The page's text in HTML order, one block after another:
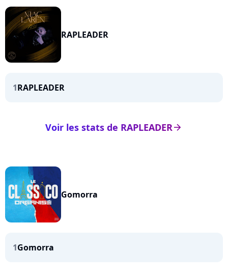
RAPLEADER
1RAPLEADER
arrow_right
Voir les stats de RAPLEADER
Gomorra
1Gomorra